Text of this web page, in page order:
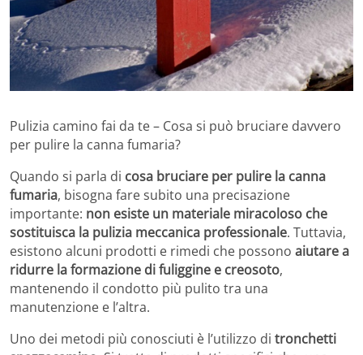
Pulizia camino fai da te – Cosa si può bruciare davvero
per pulire la canna fumaria?
Quando si parla di cosa bruciare per pulire la canna
fumaria, bisogna fare subito una precisazione
importante: non esiste un materiale miracoloso che
sostituisca la pulizia meccanica professionale. Tuttavia,
esistono alcuni prodotti e rimedi che possono aiutare a
ridurre la formazione di fuliggine e creosoto,
mantenendo il condotto più pulito tra una
manutenzione e l’altra.
Uno dei metodi più conosciuti è l’utilizzo di tronchetti